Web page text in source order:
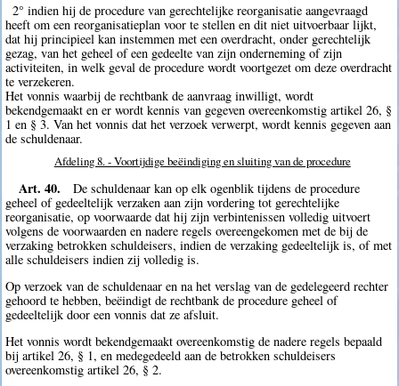
2° indien hij de procedure van gerechtelijke reorganisatie aangevraagd
heeft om een reorganisatieplan voor te stellen en dit niet uitvoerbaar lijkt,
dat hij principieel kan instemmen met een overdracht, onder gerechtelijk
gezag, van het geheel of een gedeelte van zijn onderneming of zijn
activiteiten, in welk geval de procedure wordt voortgezet om deze overdracht
te verzekeren.
Het vonnis waarbij de rechtbank de aanvraag inwilligt, wordt
bekendgemaakt en er wordt kennis van gegeven overeenkomstig artikel 26, §
1 en § 3. Van het vonnis dat het verzoek verwerpt, wordt kennis gegeven aan
de schuldenaar.
Afdeling 8. - Voortijdige beëindiging en sluiting van de procedure
Art. 40.
De schuldenaar kan op elk ogenblik tijdens de procedure
geheel of gedeeltelijk verzaken aan zijn vordering tot gerechtelijke
reorganisatie, op voorwaarde dat hij zijn verbintenissen volledig uitvoert
volgens de voorwaarden en nadere regels overeengekomen met de bij de
verzaking betrokken schuldeisers, indien de verzaking gedeeltelijk is, of met
alle schuldeisers indien zij volledig is.
Op verzoek van de schuldenaar en na het verslag van de gedelegeerd rechter
gehoord te hebben, beëindigt de rechtbank de procedure geheel of
gedeeltelijk door een vonnis dat ze afsluit.
Het vonnis wordt bekendgemaakt overeenkomstig de nadere regels bepaald
bij artikel 26, § 1, en medegedeeld aan de betrokken schuldeisers
overeenkomstig artikel 26, § 2.